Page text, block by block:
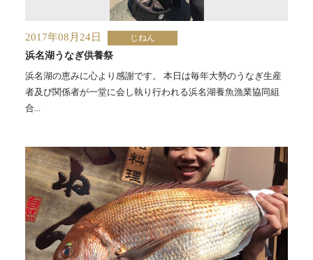
2017年08月24日 じねん
浜名湖うなぎ供養祭
浜名湖の恵みに心より感謝です。 本日は毎年大勢のうなぎ生産
者及び関係者が一堂に会し執り行われる浜名湖養魚漁業協同組
合...